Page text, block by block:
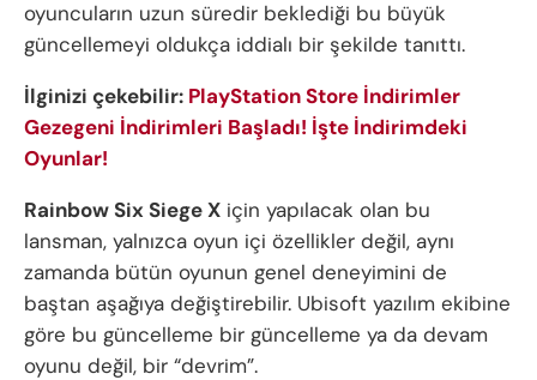
oyuncuların uzun süredir beklediği bu büyük
güncellemeyi oldukça iddialı bir şekilde tanıttı.
İlginizi çekebilir: PlayStation Store İndirimler
Gezegeni İndirimleri Başladı! İşte İndirimdeki
Oyunlar!
Rainbow Six Siege X için yapılacak olan bu
lansman, yalnızca oyun içi özellikler değil, aynı
zamanda bütün oyunun genel deneyimini de
baştan aşağıya değiştirebilir. Ubisoft yazılım ekibine
göre bu güncelleme bir güncelleme ya da devam
oyunu değil, bir “devrim”.